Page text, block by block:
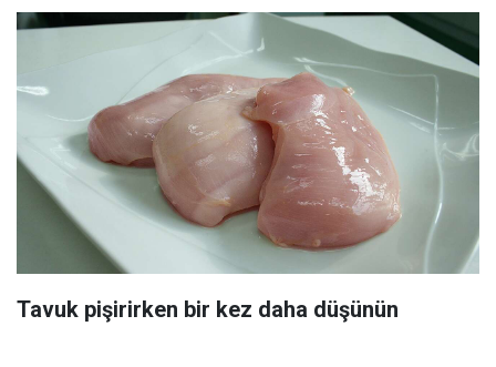
Tavuk pişirirken bir kez daha düşünün